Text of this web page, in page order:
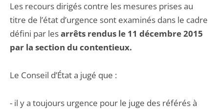
Les recours dirigés contre les mesures prises au
titre de l’état d’urgence sont examinés dans le cadre
défini par lesarrêts rendus le 11 décembre 2015
par la section du contentieux.
Le Conseil d’État a jugé que :
- il y a toujours urgence pour le juge des référés à